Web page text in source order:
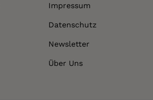
Impressum
Datenschutz
Newsletter
Über Uns